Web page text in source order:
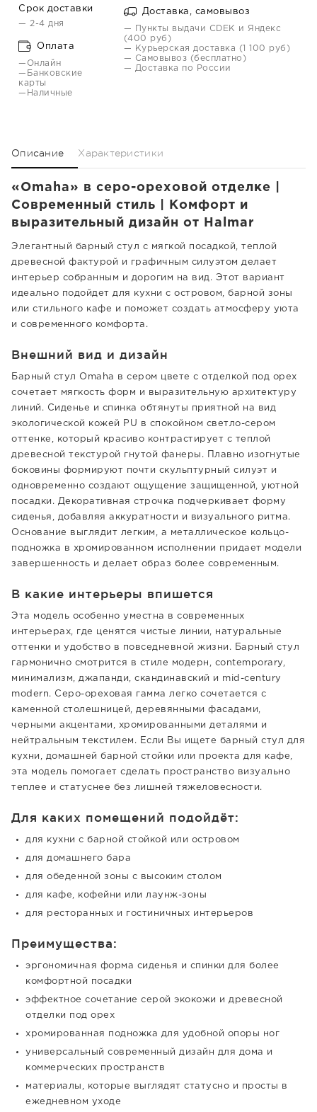
Срок доставки
— 2-4 дня
Оплата
—Онлайн
—Банковские
карты
—Наличные
Доставка, самовывоз
— Пункты выдачи CDEK и Яндекс
(400 руб)
— Курьерская доставка (1 100 руб)
— Самовывоз (бесплатно)
— Доставка по России
Описание Характеристики
«Omaha» в серо-ореховой отделке |
Современный стиль | Комфорт и
выразительный дизайн от Halmar
Элегантный барный стул с мягкой посадкой, теплой
древесной фактурой и графичным силуэтом делает
интерьер собранным и дорогим на вид. Этот вариант
идеально подойдет для кухни с островом, барной зоны
или стильного кафе и поможет создать атмосферу уюта
и современного комфорта.
Внешний вид и дизайн
Барный стул Omaha в сером цвете с отделкой под орех
сочетает мягкость форм и выразительную архитектуру
линий. Сиденье и спинка обтянуты приятной на вид
экологической кожей PU в спокойном светло-сером
оттенке, который красиво контрастирует с теплой
древесной текстурой гнутой фанеры. Плавно изогнутые
боковины формируют почти скульптурный силуэт и
одновременно создают ощущение защищенной, уютной
посадки. Декоративная строчка подчеркивает форму
сиденья, добавляя аккуратности и визуального ритма.
Основание выглядит легким, а металлическое кольцо-
подножка в хромированном исполнении придает модели
завершенность и делает образ более современным.
В какие интерьеры впишется
Эта модель особенно уместна в современных
интерьерах, где ценятся чистые линии, натуральные
оттенки и удобство в повседневной жизни. Барный стул
гармонично смотрится в стиле модерн, contemporary,
минимализм, джапанди, скандинавский и mid-century
modern. Серо-ореховая гамма легко сочетается с
каменной столешницей, деревянными фасадами,
черными акцентами, хромированными деталями и
нейтральным текстилем. Если Вы ищете барный стул для
кухни, домашней барной стойки или проекта для кафе,
эта модель помогает сделать пространство визуально
теплее и статуснее без лишней тяжеловесности.
Для каких помещений подойдёт:
для кухни с барной стойкой или островом
для домашнего бара
для обеденной зоны с высоким столом
для кафе, кофейни или лаунж-зоны
для ресторанных и гостиничных интерьеров
Преимущества:
эргономичная форма сиденья и спинки для более
комфортной посадки
эффектное сочетание серой экокожи и древесной
отделки под орех
хромированная подножка для удобной опоры ног
универсальный современный дизайн для дома и
коммерческих пространств
материалы, которые выглядят статусно и просты в
ежедневном уходе